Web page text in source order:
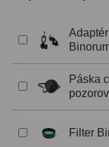
S mriežkou 6
Páska
Filter